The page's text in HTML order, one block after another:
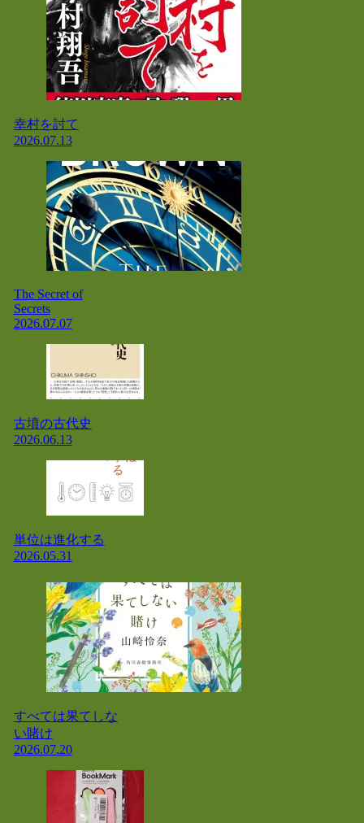
幸村を討て
2026.07.13
The Secret of
Secrets
2026.07.07
古墳の古代史
2026.06.13
単位は進化する
2026.05.31
すべては果てしな
い賭け
2026.07.20